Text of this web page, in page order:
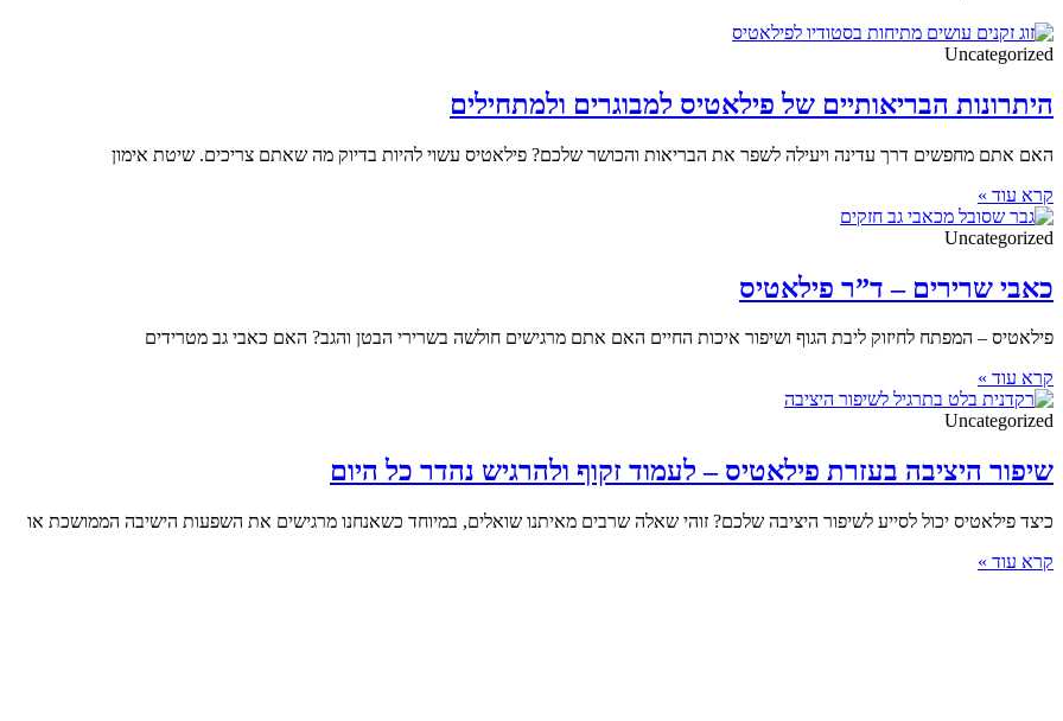
Uncategorized
היתרונות הבריאותיים של פילאטיס למבוגרים ולמתחילים
האם אתם מחפשים דרך עדינה ויעילה לשפר את הבריאות והכושר שלכם? פילאטיס עשוי להיות בדיוק מה שאתם צריכים. שיטת אימון
קרא עוד »
Uncategorized
כאבי שרירים – ד”ר פילאטיס
פילאטיס – המפתח לחיזוק ליבת הגוף ושיפור איכות החיים האם אתם מרגישים חולשה בשרירי הבטן והגב? האם כאבי גב מטרידים
קרא עוד »
Uncategorized
שיפור היציבה בעזרת פילאטיס – לעמוד זקוף ולהרגיש נהדר כל היום
כיצד פילאטיס יכול לסייע לשיפור היציבה שלכם? זוהי שאלה שרבים מאיתנו שואלים, במיוחד כשאנחנו מרגישים את השפעות הישיבה הממושכת או
קרא עוד »